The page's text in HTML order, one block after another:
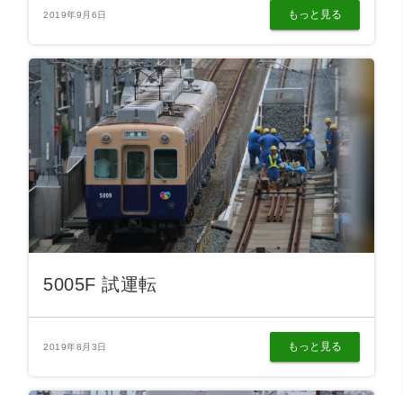
2019年9月6日 もっと見る
5005F 試運転
2019年8月3日 もっと見る